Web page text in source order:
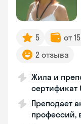
5 от
2 отзыва
Жила и
сертификат
Преподает
профессий,